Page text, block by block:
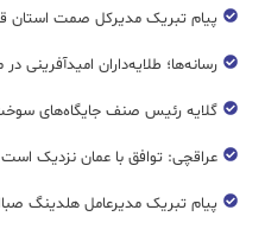
پیام تبریک مدیرکل صمت استان
رسانه‌ها؛ طلایه‌داران امیدآفرینی
گلایه رئیس صنف جایگاه‌های سوخت کشور از
عراقچی: توافق با عمان نزدیک است
پیام تبریک مدیرعامل هلدینگ